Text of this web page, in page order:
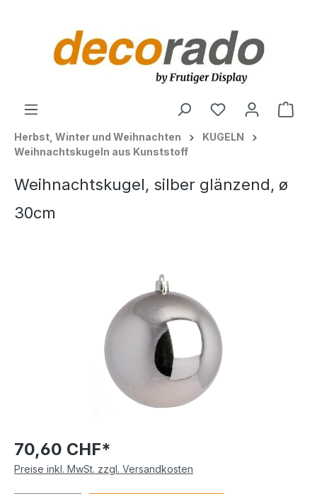
Herbst, Winter und Weihnachten
KUGELN
Weihnachtskugeln aus Kunststoff
Weihnachtskugel, silber glänzend, ø
30cm
70,60 CHF*
Preise inkl. MwSt. zzgl. Versandkosten